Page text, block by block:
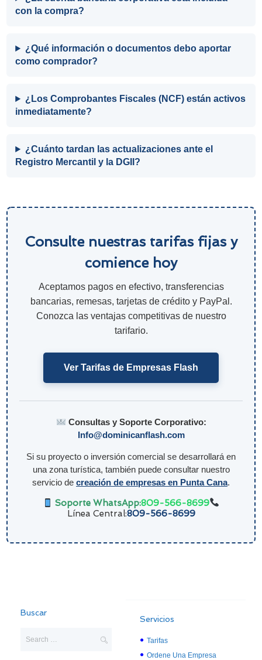
con la compra?
¿Qué información o documentos debo aportar
como comprador?
¿Los Comprobantes Fiscales (NCF) están activos
inmediatamente?
¿Cuánto tardan las actualizaciones ante el
Registro Mercantil y la DGII?
Consulte nuestras tarifas fijas y
comience hoy
Aceptamos pagos en efectivo, transferencias
bancarias, remesas, tarjetas de crédito y PayPal.
Conozca las ventajas competitivas de nuestro
tarifario.
Ver Tarifas de Empresas Flash
Consultas y Soporte Corporativo:
Info@dominicanflash.com
Si su proyecto o inversión comercial se desarrollará en
una zona turística, también puede consultar nuestro
servicio de creación de empresas en Punta Cana.
Soporte WhatsApp:809-566-8699
Línea Central:809-566-8699
Buscar
Servicios
Tarifas
Ordene Una Empresa